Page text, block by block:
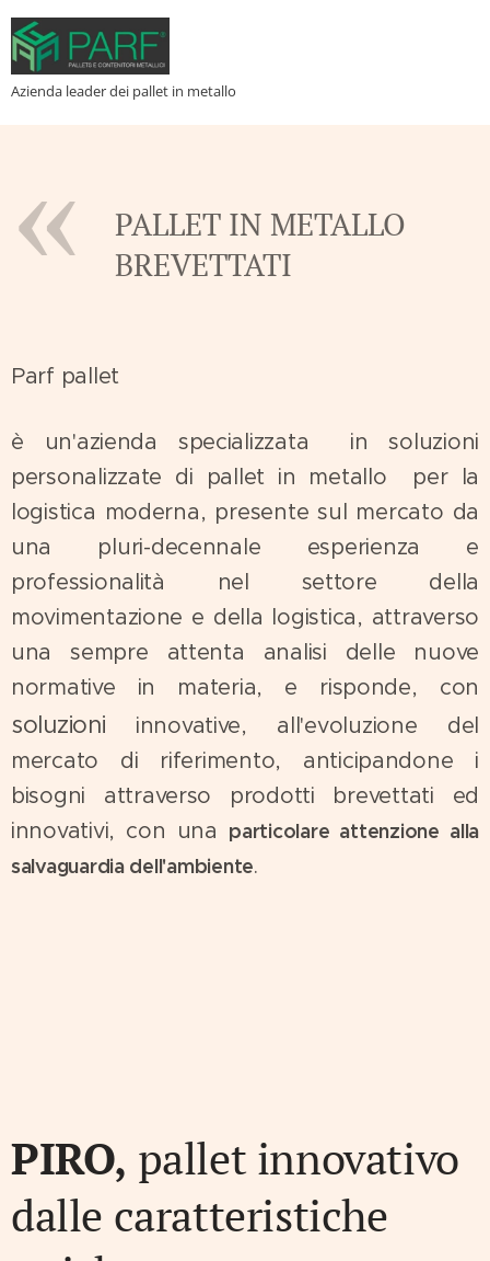
Azienda leader dei pallet in metallo
PALLET IN METALLO
BREVETTATI
Parf pallet
è un'azienda specializzata in soluzioni
personalizzate di pallet in metallo per la
logistica moderna, presente sul mercato da
una pluri-decennale esperienza e
professionalità nel settore della
movimentazione e della logistica, attraverso
una sempre attenta analisi delle nuove
normative in materia, e risponde, con
soluzioni innovative, all'evoluzione del
mercato di riferimento, anticipandone i
bisogni attraverso prodotti brevettati ed
innovativi, con una particolare attenzione alla
salvaguardia dell'ambiente.
PIRO, pallet innovativo
dalle caratteristiche